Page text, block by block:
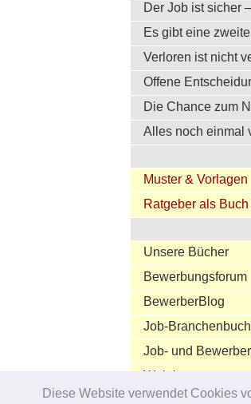
Diese Website verwendet Cookies
Der Job ist sicher
Es gibt eine
Verloren ist nicht
Offene
Die Chance zum
Alles noch einmal
Muster & Vorlagen
Ratgeber als
Unsere Bücher
Bewerbungsforum
BewerberBlog
Job-Branchenbuch
Job- und
Webtipps